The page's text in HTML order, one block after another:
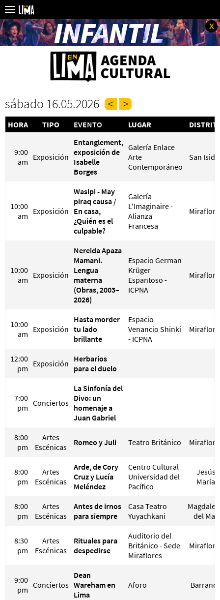
x
sábado 16.05.2026
HORA TIPO EVENTO LUGAR
9:00
am Exposición
Entanglement,
exposición de
Isabelle
Borges
Galería Enlace
Arte
Contemporáneo
San
10:00
am Exposición
Wasipi - May
piraq causa /
En casa,
¿Quién es el
culpable?
Galería
L'Imaginaire -
Alianza
Francesa
10:00
am Exposición
Nereida Apaza
Mamani.
Lengua
materna
(Obras, 2003–
2026)
Espacio German
Krüger
Espantoso -
ICPNA
10:00
am Exposición
Hasta morder
tu lado
brillante
Espacio
Venancio Shinki
- ICPNA
12:00
pm Exposición Herbarios
para el duelo
7:00
pm Conciertos
La Sinfonía del
Divo: un
homenaje a
Juan Gabriel
8:00
pm
Artes
Escénicas
Romeo y Juli Teatro Británico
8:00
pm
Artes
Escénicas
Arde, de Cory
Cruz y Lucía
Meléndez
Centro Cultural
Universidad del
Pacífico
Jesús
María
8:00
pm
Artes
Escénicas
Antes de irnos
para siempre
Casa Teatro
Yuyachkani
del Mar
8:30
pm
Artes
Escénicas
Rituales para
despedirse
Auditorio del
Británico - Sede
Miraflores
9:00
pm Conciertos
Dean
Wareham en
Lima
Aforo